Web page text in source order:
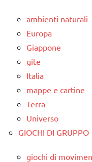
ambienti naturali
Europa
Giappone
gite
Italia
mappe e cartine
Terra
Universo
GIOCHI DI GRUPPO
giochi di